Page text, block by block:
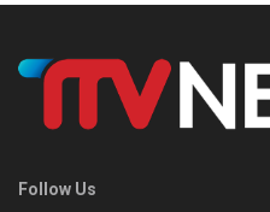
Follow Us